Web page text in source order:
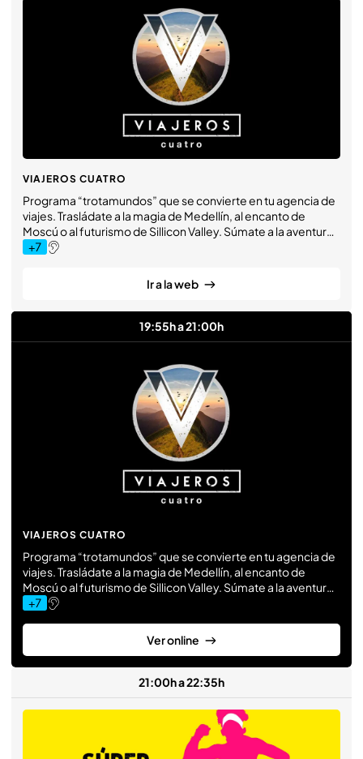
VIAJEROS CUATRO
Programa “trotamundos” que se convierte en tu agencia de
viajes. Trasládate a la magia de Medellín, al encanto de
Moscú o al futurismo de Sillicon Valley. Súmate a la aventura
y disfruta desde tu televisión.
Ir a la web
19:55h a 21:00h
VIAJEROS CUATRO
Programa “trotamundos” que se convierte en tu agencia de
viajes. Trasládate a la magia de Medellín, al encanto de
Moscú o al futurismo de Sillicon Valley. Súmate a la aventura
y disfruta desde tu televisión.
Ver online
21:00h a 22:35h